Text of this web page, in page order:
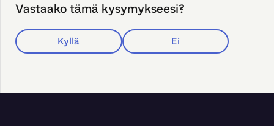
Vastaako tämä kysymykseesi?
Kyllä Ei